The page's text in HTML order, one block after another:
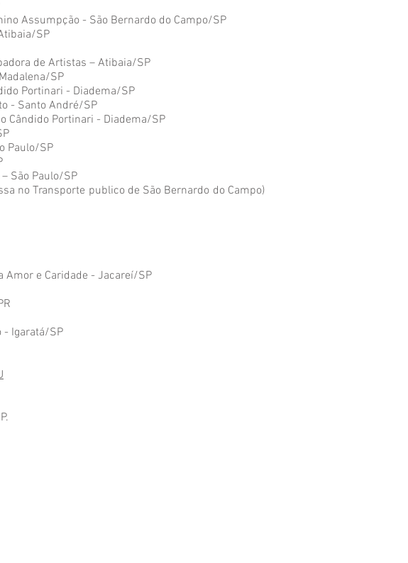
Assumpção - São Bernardo do Campo/SP
SP
de Artistas – Atibaia/SP
SP
Portinari - Diadema/SP
- Santo André/SP
Cândido Portinari - Diadema/SP
Paulo/SP
São Paulo/SP
no Transporte publico de São Bernardo do Campo)
Amor e Caridade - Jacareí/SP
- Igaratá/SP